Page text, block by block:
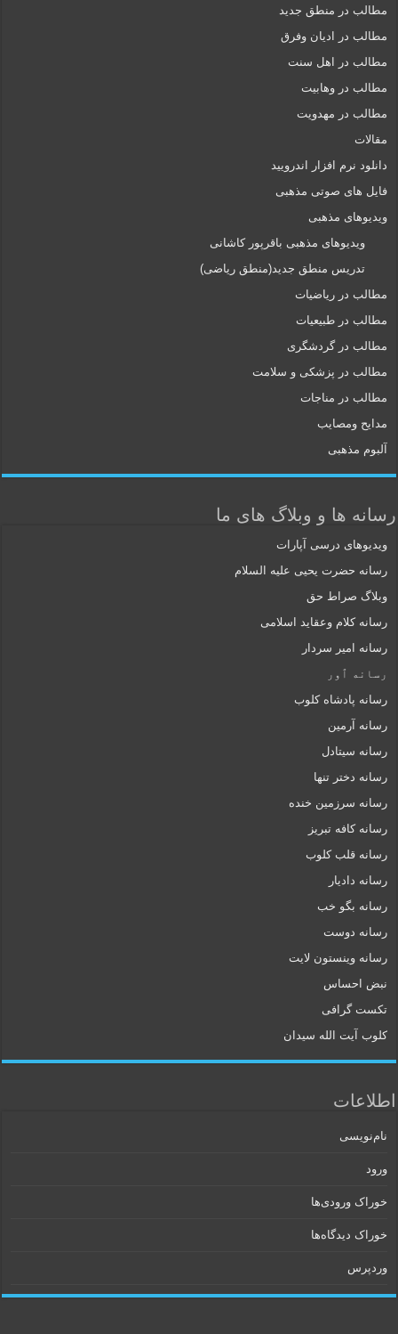
مطالب در منطق جدید
مطالب در ادیان وفرق
مطالب در اهل سنت
مطالب در وهابیت
مطالب در مهدویت
مقالات
دانلود نرم افزار اندرویید
فایل های صوتی مذهبی
ویدیوهای مذهبی
ویدیوهای مذهبی باقرپور کاشانی
تدریس منطق جدید(منطق ریاضی)
مطالب در ریاضیات
مطالب در طبیعیات
مطالب در گردشگری
مطالب در پزشکی و سلامت
مطالب در مناجات
مدایح ومصایب
آلبوم مذهبی
رسانه ها و وبلاگ های ما
ویدیوهای درسی آپارات
رسانه حضرت یحیی علیه السلام
وبلاگ صراط حق
رسانه کلام وعقاید اسلامی
رسانه امیر سردار
رسانه ٱور
رسانه پادشاه کلوب
رسانه آرمین
رسانه سیتادل
رسانه دختر تنها
رسانه سرزمین خنده
رسانه کافه تبریز
رسانه قلب کلوب
رسانه دادیار
رسانه بگو خب
رسانه دوست
رسانه وینستون لایت
نبض احساس
تکست گرافی
کلوب آیت الله سیدان
اطلاعات
نام‌نویسی
ورود
خوراک ورودی‌ها
خوراک دیدگاه‌ها
وردپرس